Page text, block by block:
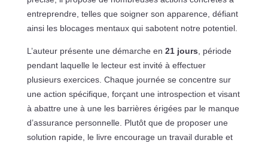
entreprendre, telles que soigner son apparence, défiant
ainsi les blocages mentaux qui sabotent notre potentiel.
L’auteur présente une démarche en 21 jours , période
pendant laquelle le lecteur est invité à effectuer
plusieurs exercices. Chaque journée se concentre sur
une action spécifique, forçant une introspection et visant
à abattre une à une les barrières érigées par le manque
d’assurance personnelle. Plutôt que de proposer une
solution rapide, le livre encourage un travail durable et